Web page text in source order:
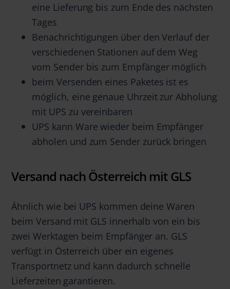
eine Lieferung bis zum Ende des nächsten
Tages
Benachrichtigungen über den Verlauf der
verschiedenen Stationen auf dem Weg
vom Sender bis zum Empfänger möglich
beim Versenden eines Paketes ist es
möglich, eine genaue Uhrzeit zur Abholung
mit UPS zu vereinbaren
UPS kann Ware wieder beim Empfänger
abholen und zum Sender zurück bringen
Versand nach Österreich mit GLS
Ähnlich wie bei UPS kommen deine Waren
beim Versand mit GLS innerhalb von ein bis
zwei Werktagen beim Empfänger an. GLS
verfügt in Österreich über ein eigenes
Transportnetz und kann dadurch schnelle
Lieferzeiten garantieren.